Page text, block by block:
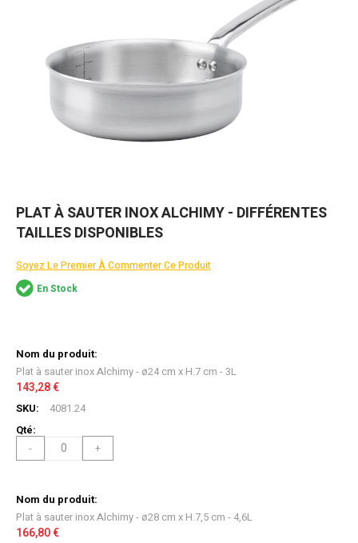
Skip
the
of
the
images
PLAT À SAUTER INOX ALCHIMY - DIFFÉRENTES
TAILLES DISPONIBLES
Soyez Le Premier À Commenter Ce Produit
En Stock
du
produit
groupé
Plat à sauter inox Alchimy - ø24 cm x H.7 cm - 3L
143,28 €
4081.24
- +
Plat à sauter inox Alchimy - ø28 cm x H.7,5 cm - 4,6L
166,80 €